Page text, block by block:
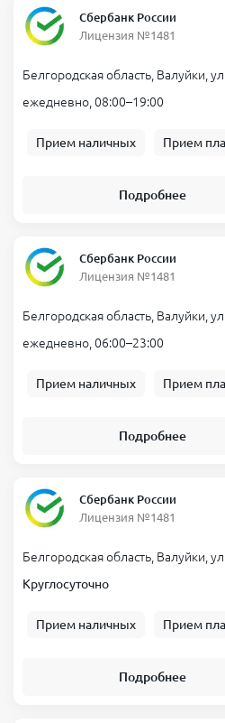
Сбербанк России
Лицензия №1481
Белгородская область, Валуйки,
ежедневно, 08:00–19:00
Прием наличных Прием
Подробнее
Сбербанк России
Лицензия №1481
Белгородская область, Валуйки,
ежедневно, 06:00–23:00
Прием наличных Прием
Подробнее
Сбербанк России
Лицензия №1481
Белгородская область, Валуйки,
Круглосуточно
Прием наличных Прием
Подробнее